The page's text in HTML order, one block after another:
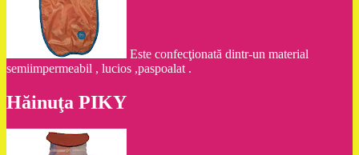
Este confecţionată dintr-un material
semiimpermeabil , lucios ,paspoalat .
Hăinuţa PIKY